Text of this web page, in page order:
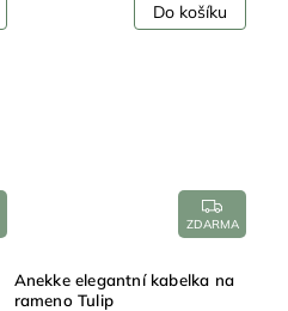
Do košíku
ZDARMA
Anekke elegantní kabelka na
rameno Tulip